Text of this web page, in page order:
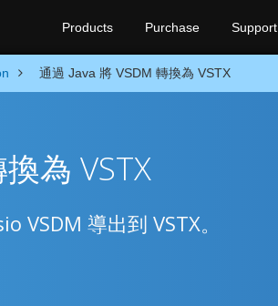
Products Purchase Support
通過 Java 將 VSDM 轉換為 VSTX
為 VSTX
VSDM 導出到 VSTX。